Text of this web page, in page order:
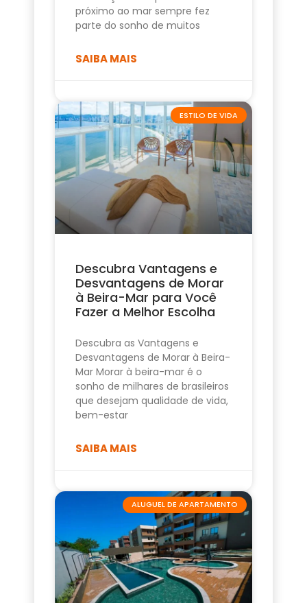
próximo ao mar sempre fez
parte do sonho de muitos
SAIBA MAIS
ESTILO DE VIDA
Descubra Vantagens e
Desvantagens de Morar
à Beira-Mar para Você
Fazer a Melhor Escolha
Descubra as Vantagens e
Desvantagens de Morar à Beira-
Mar Morar à beira-mar é o
sonho de milhares de brasileiros
que desejam qualidade de vida,
bem-estar
SAIBA MAIS
ALUGUEL DE APARTAMENTO